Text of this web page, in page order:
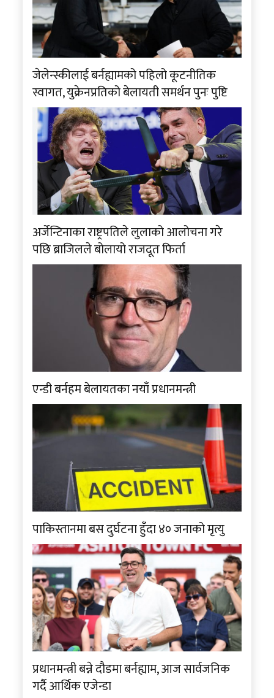
जेलेन्स्कीलाई बर्नह्यामको पहिलो कूटनीतिक
स्वागत, युक्रेनप्रतिको बेलायती समर्थन पुनः पुष्टि
अर्जेन्टिनाका राष्ट्रपतिले लुलाको आलोचना गरे
पछि ब्राजिलले बोलायो राजदूत फिर्ता
एन्डी बर्नहम बेलायतका नयाँ प्रधानमन्त्री
पाकिस्तानमा बस दुर्घटना हुँदा ४० जनाको मृत्यु
प्रधानमन्त्री बन्ने दौडमा बर्नह्याम, आज सार्वजनिक
गर्दै आर्थिक एजेन्डा